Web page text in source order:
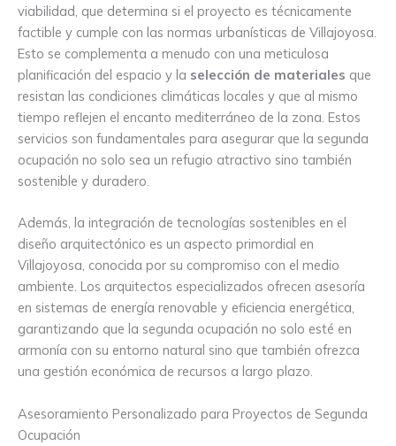
viabilidad, que determina si el proyecto es técnicamente
factible y cumple con las normas urbanísticas de Villajoyosa.
Esto se complementa a menudo con una meticulosa
planificación del espacio y la selección de materiales que
resistan las condiciones climáticas locales y que al mismo
tiempo reflejen el encanto mediterráneo de la zona. Estos
servicios son fundamentales para asegurar que la segunda
ocupación no solo sea un refugio atractivo sino también
sostenible y duradero.
Además, la integración de tecnologías sostenibles en el
diseño arquitectónico es un aspecto primordial en
Villajoyosa, conocida por su compromiso con el medio
ambiente. Los arquitectos especializados ofrecen asesoría
en sistemas de energía renovable y eficiencia energética,
garantizando que la segunda ocupación no solo esté en
armonía con su entorno natural sino que también ofrezca
una gestión económica de recursos a largo plazo.
Asesoramiento Personalizado para Proyectos de Segunda
Ocupación